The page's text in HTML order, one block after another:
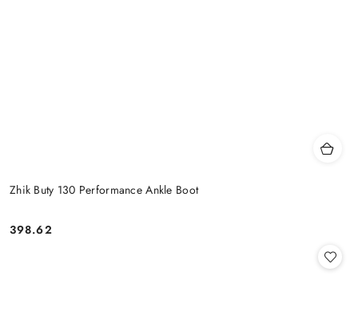
Zhik Buty 130 Performance Ankle Boot
Cena:
398.62